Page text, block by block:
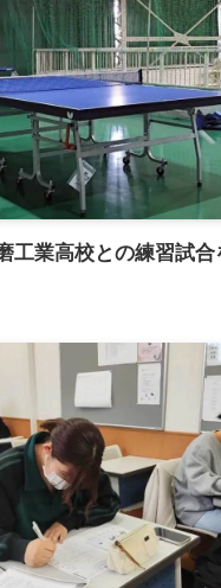
工業高校との練習試